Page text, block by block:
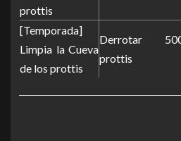
prottis
[Temporada]
Limpia la Cueva
de los prottis
Derrotar
prottis